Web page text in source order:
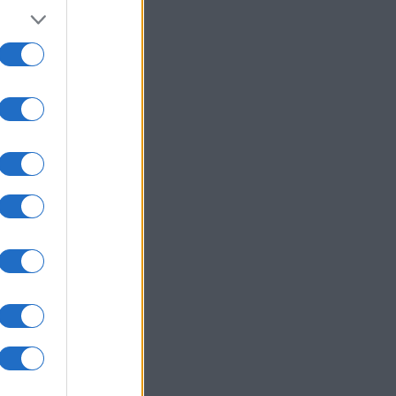
-